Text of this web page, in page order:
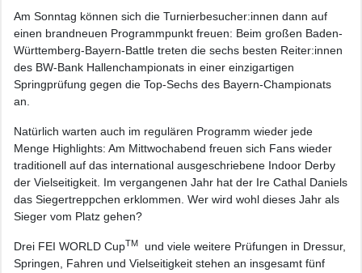
Am Sonntag können sich die Turnierbesucher:innen dann auf
einen brandneuen Programmpunkt freuen: Beim großen Baden-
Württemberg-Bayern-Battle treten die sechs besten Reiter:innen
des BW-Bank Hallenchampionats in einer einzigartigen
Springprüfung gegen die Top-Sechs des Bayern-Championats
an.
Natürlich warten auch im regulären Programm wieder jede
Menge Highlights: Am Mittwochabend freuen sich Fans wieder
traditionell auf das international ausgeschriebene Indoor Derby
der Vielseitigkeit. Im vergangenen Jahr hat der Ire Cathal Daniels
das Siegertreppchen erklommen. Wer wird wohl dieses Jahr als
Sieger vom Platz gehen?
Drei FEI WORLD CupTM
und viele weitere Prüfungen in Dressur,
Springen, Fahren und Vielseitigkeit stehen an insgesamt fünf